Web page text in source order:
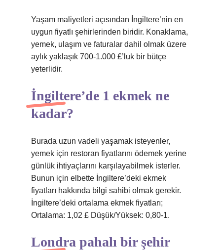
Yaşam maliyetleri açısından İngiltere’nin en
uygun fiyatlı şehirlerinden biridir. Konaklama,
yemek, ulaşım ve faturalar dahil olmak üzere
aylık yaklaşık 700-1.000 £’luk bir bütçe
yeterlidir.
İngiltere’de 1 ekmek ne
kadar?
Burada uzun vadeli yaşamak isteyenler,
yemek için restoran fiyatlarını ödemek yerine
günlük ihtiyaçlarını karşılayabilmek isterler.
Bunun için elbette İngiltere’deki ekmek
fiyatları hakkında bilgi sahibi olmak gerekir.
İngiltere’deki ortalama ekmek fiyatları;
Ortalama: 1,02 £ Düşük/Yüksek: 0,80-1.
Londra pahalı bir şehir